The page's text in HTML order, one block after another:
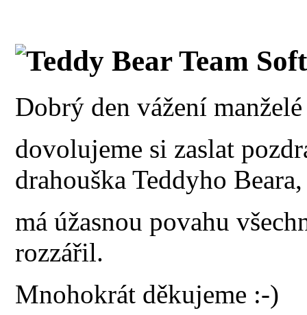
Teddy Bear Team Soft
Dobrý den vážení
dovolujeme si zaslat
drahouška Teddyho Beara,
má úžasnou povahu
rozzářil.
Mnohokrát děkujeme :-)